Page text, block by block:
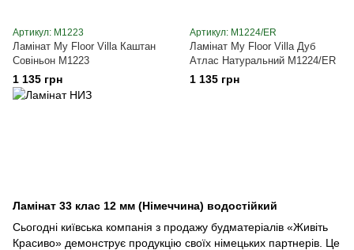
Артикул: M1223
Ламінат My Floor Villa Каштан
Совіньон M1223
1 135 грн
Артикул: M1224/ER
Ламінат My Floor Villa Дуб
Атлас Натуральний M1224/ER
1 135 грн
Ламінат 33 клас 12 мм (Німеччина) водостійкий
Сьогодні київська компанія з продажу будматеріалів «Живіть
Красиво» демонструє продукцію своїх німецьких партнерів. Це